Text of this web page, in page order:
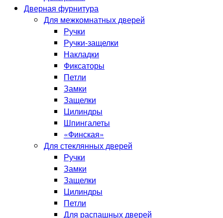
Дверная фурнитура
Для межкомнатных дверей
Ручки
Ручки-защелки
Накладки
Фиксаторы
Петли
Замки
Защелки
Цилиндры
Шпингалеты
«Финская»
Для стеклянных дверей
Ручки
Замки
Защелки
Цилиндры
Петли
Для распашных дверей